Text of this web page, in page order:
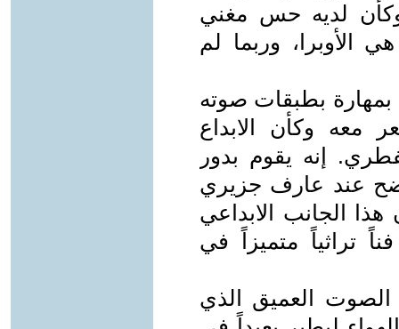
وكأن لديه حس مغني
الأوبرا، وربما لم
بطبقات صوته
معه وكأن الابداع
إنه يقوم بدور
عند عارف جزيري
الجانب الابداعي
تراثياً متميزاً في
الصوت العميق الذي